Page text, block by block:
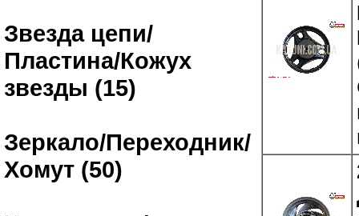
Звезда цепи/
Пластина/Кожух
звезды (15)
Зеркало/Переходник/
Хомут (50)